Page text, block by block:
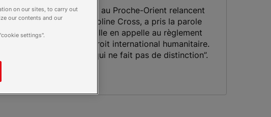
d’un accord au Proche-Orient relancent
notre présidente, Caroline Cross, a pris la parole
La Tribune Dimanche. Elle en appelle au règlement
plus vite au nom du Droit international humanitaire.
“une humanité qui ne fait pas de distinction”.
on our sites, to carry out
our contents and our
settings".